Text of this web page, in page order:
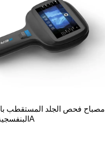
مصباح فحص الجلد المستقطب
البنفسجية كن-9000A